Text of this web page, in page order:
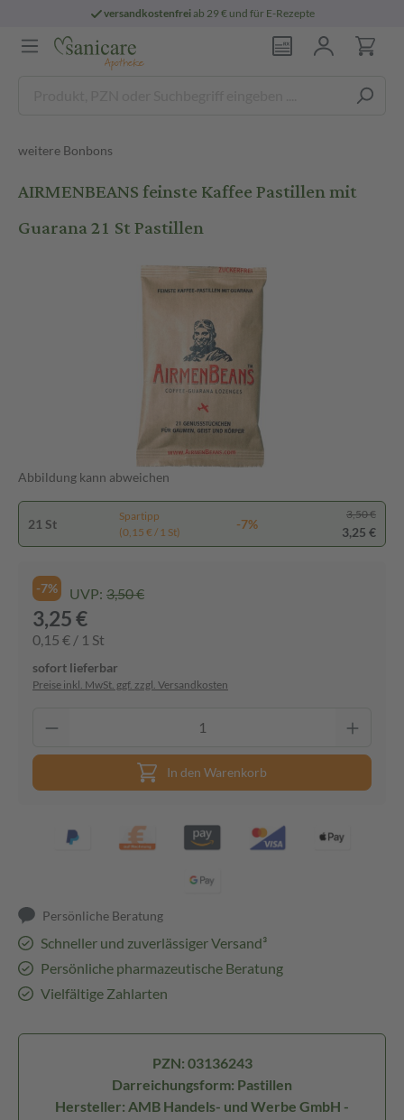
versandkostenfreiab 29 € und für E-Rezepte
weitere Bonbons
AIRMENBEANS feinste Kaffee Pastillen mit
Guarana 21 St Pastillen
Abbildung kann abweichen
21 St
Spartipp
(0,15 € / 1 St)
-7%
3,50 €
3,25 €
-7% UVP: 3,50 €
3,25 €
0,15 € / 1 St
sofort lieferbar
Preise inkl. MwSt. ggf. zzgl. Versandkosten
In den Warenkorb
Persönliche Beratung
Schneller und zuverlässiger Versand³
Persönliche pharmazeutische Beratung
Vielfältige Zahlarten
PZN: 03136243
Darreichungsform: Pastillen
Hersteller: AMB Handels- und Werbe GmbH -